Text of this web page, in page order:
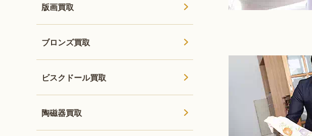
版画買取
ブロンズ買取
ビスクドール買取
陶磁器買取